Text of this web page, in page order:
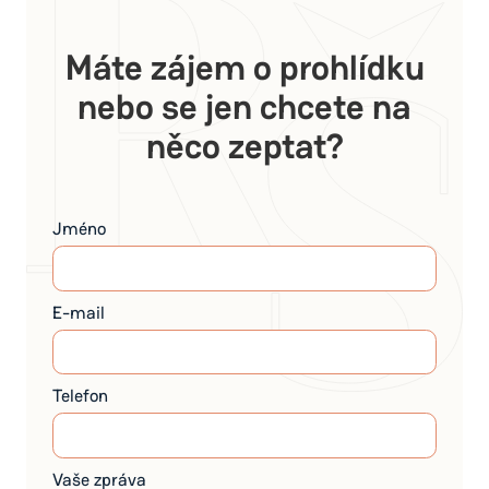
Máte zájem o prohlídku
nebo se jen chcete na
něco zeptat?
Jméno
E-mail
Telefon
Vaše zpráva